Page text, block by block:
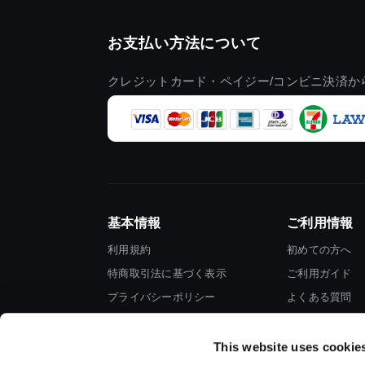
This website uses
お支払い方法について
クレジットカード・ペイジー/コンビニ決済
基本情報
利用規約
特商取引法に基づく表示
プライバシーポリシー
ご利用情報
初めての方へ
ご利用ガイド
よくある質問